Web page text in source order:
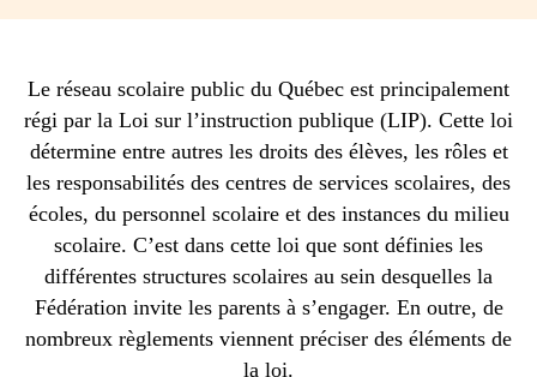
Le réseau scolaire public du Québec est principalement
régi par la Loi sur l’instruction publique (LIP). Cette loi
détermine entre autres les droits des élèves, les rôles et
les responsabilités des centres de services scolaires, des
écoles, du personnel scolaire et des instances du milieu
scolaire. C’est dans cette loi que sont définies les
différentes structures scolaires au sein desquelles la
Fédération invite les parents à s’engager. En outre, de
nombreux règlements viennent préciser des éléments de
la loi.